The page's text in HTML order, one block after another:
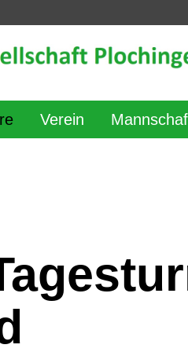
Verein